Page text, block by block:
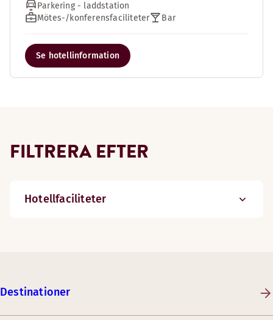
Parkering - laddstation
Mötes-/konferensfaciliteter
Bar
Se hotellinformation
FILTRERA EFTER
Hotellfaciliteter
Destinationer